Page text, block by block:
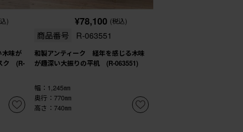
)
味が
ク (R-
¥78,100 (税込)
商品番号 R-063551
和製アンティーク 経年を感じる木味
が趣深い大振りの平机 (R-063551)
幅：1,245㎜
奥行：770㎜
高さ：740㎜